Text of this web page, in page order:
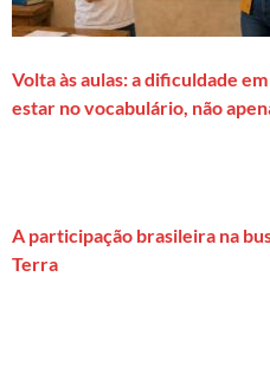
Volta às aulas: a dificuldade
estar no vocabulário, não
A participação brasileira na
Terra